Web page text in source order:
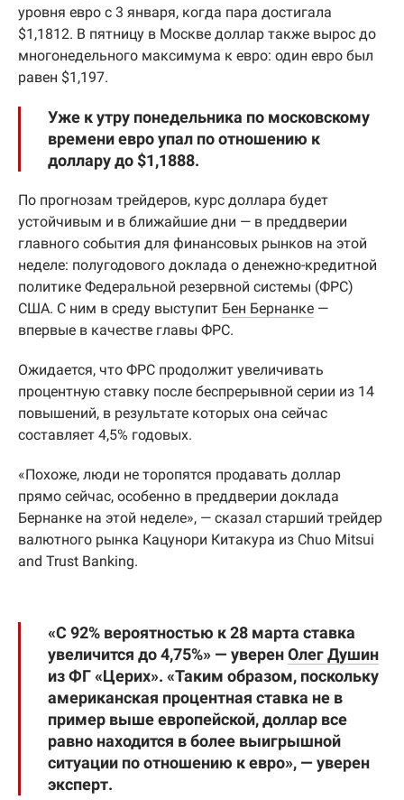
уровня евро с 3 января, когда пара достигала
$1,1812. В пятницу в Москве доллар также вырос до
многонедельного максимума к евро: один евро был
равен $1,197.
Уже к утру понедельника по московскому
времени евро упал по отношению к
доллару до $1,1888.
По прогнозам трейдеров, курс доллара будет
устойчивым и в ближайшие дни — в преддверии
главного события для финансовых рынков на этой
неделе: полугодового доклада о денежно-кредитной
политике Федеральной резервной системы (ФРС)
США. С ним в среду выступит Бен Бернанке —
впервые в качестве главы ФРС.
Ожидается, что ФРС продолжит увеличивать
процентную ставку после беспрерывной серии из 14
повышений, в результате которых она сейчас
составляет 4,5% годовых.
«Похоже, люди не торопятся продавать доллар
прямо сейчас, особенно в преддверии доклада
Бернанке на этой неделе», — сказал старший трейдер
валютного рынка Кацунори Китакура из Chuo Mitsui
and Trust Banking.
«С 92% вероятностью к 28 марта ставка
увеличится до 4,75%» — уверенОлег Душин
из ФГ «Церих». «Таким образом, поскольку
американская процентная ставка не в
пример выше европейской, доллар все
равно находится в более выигрышной
ситуации по отношению к евро», — уверен
эксперт.